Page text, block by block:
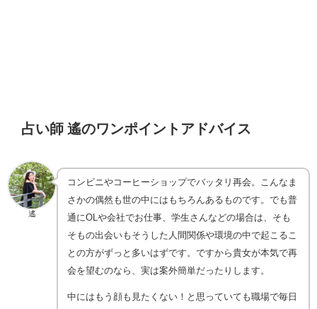
占い師 遙のワンポイントアドバイス
遙
コンビニやコーヒーショップでバッタリ再会。こんなま
さかの偶然も世の中にはもちろんあるものです。でも普
通にOLや会社でお仕事、学生さんなどの場合は、そも
そもの出会いもそうした人間関係や環境の中で起こるこ
との方がずっと多いはずです。ですから貴女が本気で再
会を望むのなら、実は案外簡単だったりします。
中にはもう顔も見たくない！と思っていても職場で毎日